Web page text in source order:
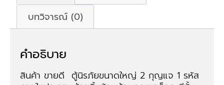
บทวิจารณ์ (0)
คำอธิบาย
สินค้า ขายดี ตู้นิรภัยขนาดใหญ่ 2 กุญแจ 1 รหัส